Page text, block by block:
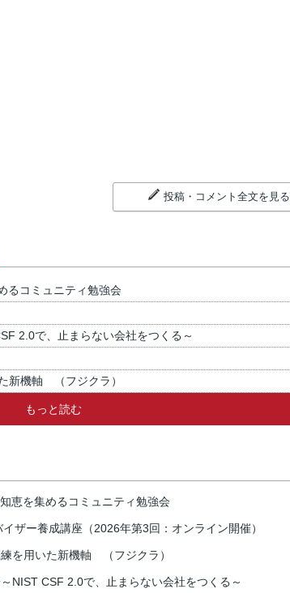
投稿・コメント全文を見る
るコミュニティ勉強会
2.0で、止まらない会社をつくる～
新機軸 （フジクラ）
もっと読む
恵を集めるコミュニティ勉強会
ザー養成講座（2026年第3回：オンライン開催）
を用いた新機軸 （フジクラ）
NIST CSF 2.0で、止まらない会社をつくる～